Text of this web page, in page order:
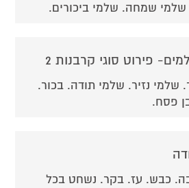
שמחה. שלמי ביכורים.
פירוט סוגי קרבנות 2
שלמי נזיר. שלמי תודה. בכור.
פסח.
כבש. עז. בקר. נשחט בכל